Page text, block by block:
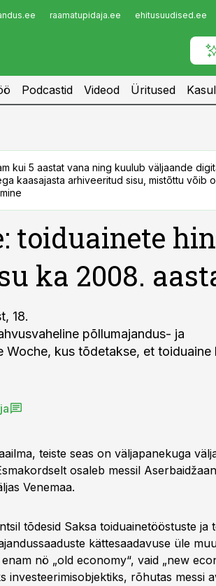
raamatupidaja.ee ehitusuudised.ee
Podcastid Videod Üritused
kui 5 aastat vana ning kuulub väljaande
kaasajasta arhiveeritud sisu, mistõttu võib
toiduainete
ka 2008.
18.
põllumajandus- ja
Woche, kus tõdetakse, et toiduaine
teiste seas on väljapanekuga
osaleb messil
Venemaa.
tõdesid Saksa toiduainetööstuste ja
kättesaadavuse üle
nö „old economy“, vaid „new
investeerimisobjektiks, rõhutas messi